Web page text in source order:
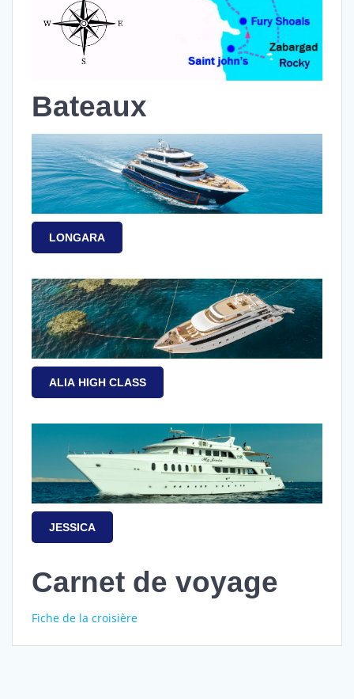
Bateaux
LONGARA
ALIA HIGH CLASS
JESSICA
Carnet de voyage
Fiche de la croisière